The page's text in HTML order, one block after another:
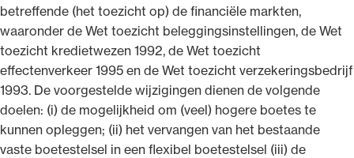
betreffende (het toezicht op) de financiële markten,
waaronder de Wet toezicht beleggingsinstellingen, de Wet
toezicht kredietwezen 1992, de Wet toezicht
effectenverkeer 1995 en de Wet toezicht verzekeringsbedrijf
1993. De voorgestelde wijzigingen dienen de volgende
doelen: (i) de mogelijkheid om (veel) hogere boetes te
kunnen opleggen; (ii) het vervangen van het bestaande
vaste boetestelsel in een flexibel boetestelsel (iii) de